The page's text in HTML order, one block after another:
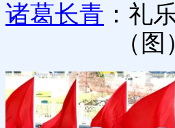
诸葛长青 ：礼
（图